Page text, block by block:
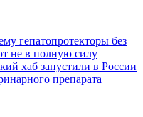
гепатопротекторы без
не в полную силу
хаб запустили в России
препарата